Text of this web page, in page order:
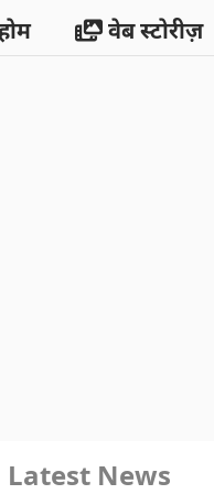
वेब स्टोरीज़
Latest News